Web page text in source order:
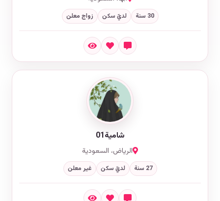
30 سنة لديّ سكن زواج معلن
شامية01
الرياض، السعودية
27 سنة لديّ سكن غير معلن